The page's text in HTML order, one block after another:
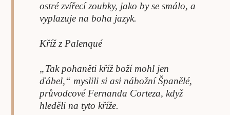
ostré zvířecí zoubky, jako by se smálo, a
vyplazuje na boha jazyk.
Kříž z Palenqué
„Tak pohaněti kříž boží mohl jen
ďábel,“ myslili si asi nábožní Španělé,
průvodcové Fernanda Corteza, když
hleděli na tyto kříže.